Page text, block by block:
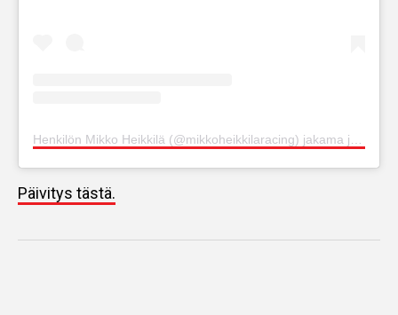
Päivitys tästä.